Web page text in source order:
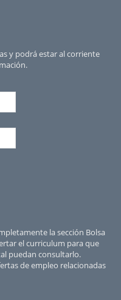
y podrá estar al corriente
la sección Bolsa
el curriculum para que
puedan consultarlo.
de empleo relacionadas